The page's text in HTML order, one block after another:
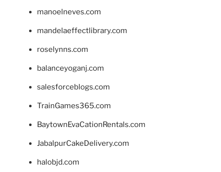
manoelneves.com
mandelaeffectlibrary.com
roselynns.com
balanceyoganj.com
salesforceblogs.com
TrainGames365.com
BaytownEvaCationRentals.com
JabalpurCakeDelivery.com
halobjd.com